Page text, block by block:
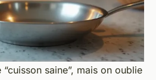
saine”, mais on oublie